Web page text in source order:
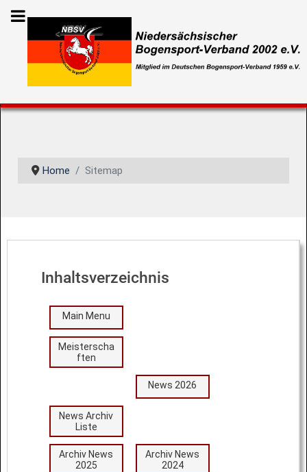
Home Sitemap
Inhaltsverzeichnis
Main Menu
Meisterscha
ften
News 2026
News Archiv
Liste
Archiv News
2025
Archiv News
2024